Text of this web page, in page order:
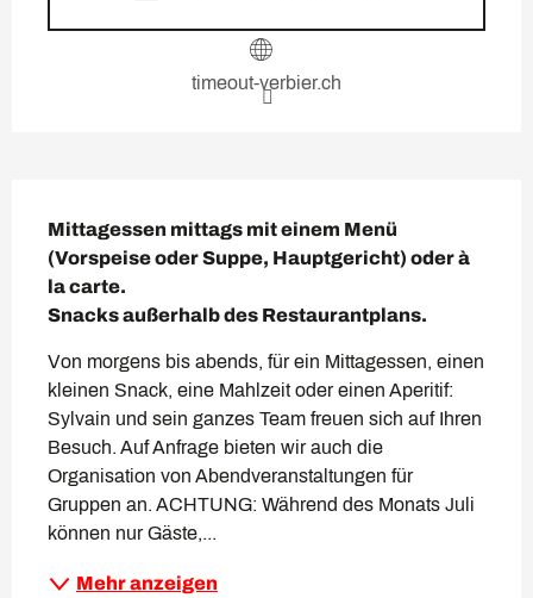
timeout-verbier.ch
Mittagessen mittags mit einem Menü
(Vorspeise oder Suppe, Hauptgericht) oder à
la carte.
Snacks außerhalb des Restaurantplans.
Von morgens bis abends, für ein Mittagessen, einen
kleinen Snack, eine Mahlzeit oder einen Aperitif:
Sylvain und sein ganzes Team freuen sich auf Ihren
Besuch. Auf Anfrage bieten wir auch die
Organisation von Abendveranstaltungen für
Gruppen an. ACHTUNG: Während des Monats Juli
können nur Gäste,...
Mehr anzeigen